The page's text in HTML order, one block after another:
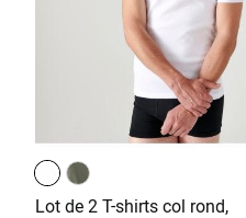
Lot de 2 T-shirts col rond,